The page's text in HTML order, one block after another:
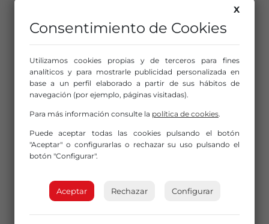
X
Consentimiento de Cookies
Utilizamos cookies propias y de terceros para fines
analíticos y para mostrarle publicidad personalizada en
base a un perfil elaborado a partir de sus hábitos de
navegación (por ejemplo, páginas visitadas).
Para más información consulte la política de cookies.
Puede aceptar todas las cookies pulsando el botón
"Aceptar" o configurarlas o rechazar su uso pulsando el
botón "Configurar".
Aceptar Rechazar Configurar